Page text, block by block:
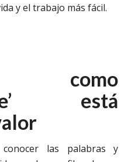
y el trabajo más fácil.
como
está
las palabras y